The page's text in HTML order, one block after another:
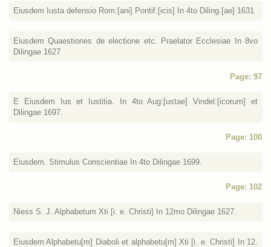
Eiusdem Iusta defensio Rom:[ani] Pontif.[icis] In 4to Diling.[ae] 1631
Eiusdem Quaestiones de electione etc. Praelator Ecclesiae In 8vo
Dilingae 1627
Page: 97
E Eiusdem Ius et Iustitia. In 4to Aug:[ustae] Vindel:[icorum] et
Dilingae 1697.
Page: 100
Eiusdem. Stimulus Conscientiae In 4to Dilingae 1699.
Page: 102
Niess S. J. Alphabetum Xti [i. e. Christi] In 12mo Dilingae 1627.
Eiusdem Alphabetu[m] Diaboli et alphabetu[m] Xti [i. e. Christi] In 12.